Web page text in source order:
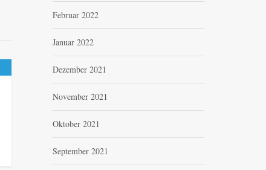
Februar 2022
Januar 2022
Dezember 2021
November 2021
Oktober 2021
September 2021